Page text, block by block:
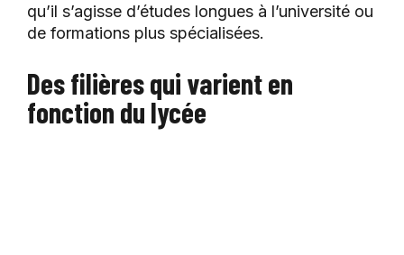
qu’il s’agisse d’études longues à l’université ou
de formations plus spécialisées.
Des filières qui varient en
fonction du lycée